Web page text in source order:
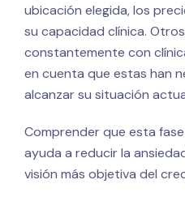
ubicación elegida, los
su capacidad clínica.
constantemente con
en cuenta que estas han
alcanzar su situación
Comprender que esta
ayuda a reducir la
visión más objetiva del